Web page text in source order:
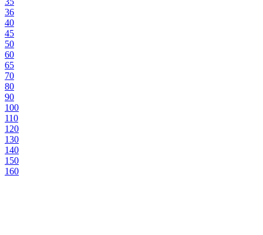
36
40
45
50
60
65
70
80
90
100
110
120
130
140
150
160